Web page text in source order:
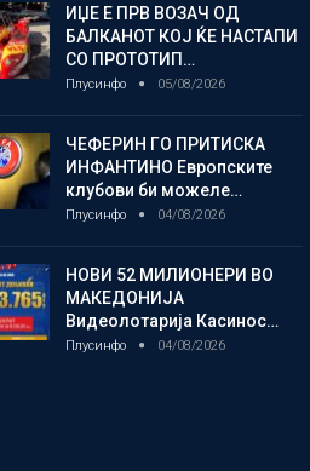
ИЏЕ Е ПРВ ВОЗАЧ ОД
БАЛКАНОТ КОЈ ЌЕ НАСТАПИ
СО ПРОТОТИП…
Плусинфо 05/08/2026
ЧЕФЕРИН ГО ПРИТИСКА
ИНФАНТИНО Европските
клубови би можеле…
Плусинфо 04/08/2026
НОВИ 52 МИЛИОНЕРИ ВО
МАКЕДОНИЈА
Видеолотарија Касинос…
Плусинфо 04/08/2026